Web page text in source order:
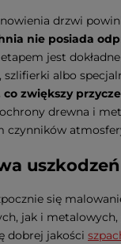
drzwi
nie posiada
jest
szlifierki albo
co zwiększy
drewna i
czynników
się
jak i
dobrej jakości